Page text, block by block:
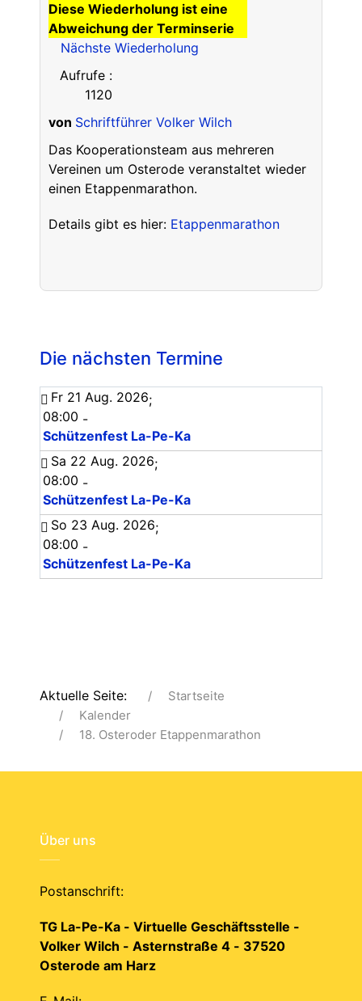
Diese Wiederholung ist eine
Abweichung der Terminserie
Nächste Wiederholung
Aufrufe:
1120
von Schriftführer Volker Wilch
Das Kooperationsteam aus mehreren
Vereinen um Osterode veranstaltet wieder
einen Etappenmarathon.
Details gibt es hier: Etappenmarathon
Die nächsten Termine
Fr 21 Aug. 2026;
08:00 -
Schützenfest La-Pe-Ka
Sa 22 Aug. 2026;
08:00 -
Schützenfest La-Pe-Ka
So 23 Aug. 2026;
08:00 -
Schützenfest La-Pe-Ka
Aktuelle Seite:
Startseite
Kalender
18. Osteroder Etappenmarathon
Über uns
Postanschrift:
TG La-Pe-Ka - Virtuelle Geschäftsstelle -
Volker Wilch - Asternstraße 4 - 37520
Osterode am Harz